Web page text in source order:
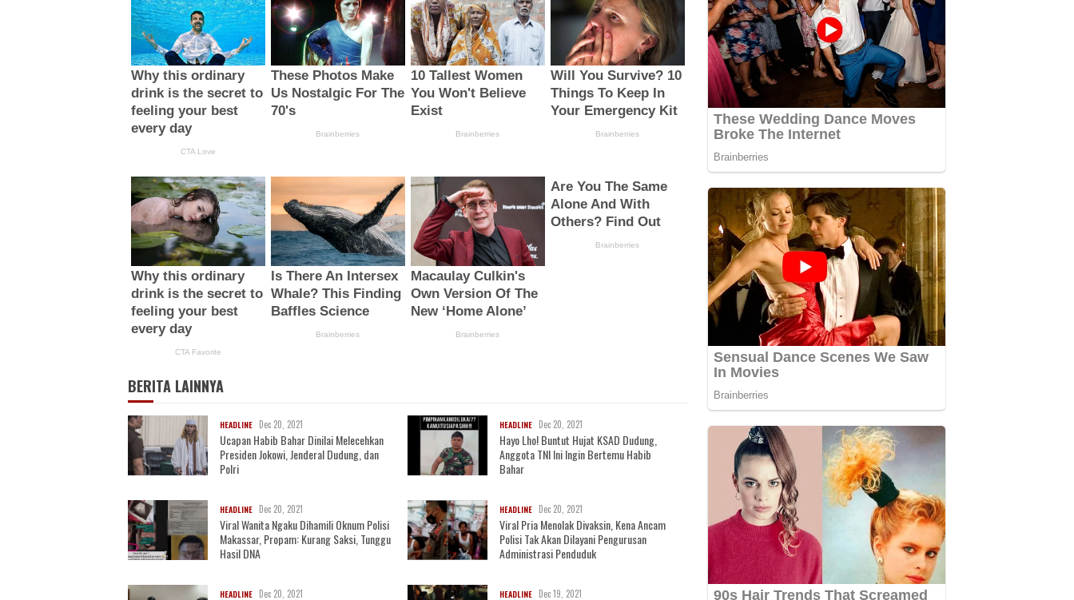
BERITA LAINNYA
HEADLINE Dec 20, 2021
Ucapan Habib Bahar Dinilai Melecehkan
Presiden Jokowi, Jenderal Dudung, dan
Polri
HEADLINE Dec 20, 2021
Hayo Lho! Buntut Hujat KSAD Dudung,
Anggota TNI Ini Ingin Bertemu Habib
Bahar
HEADLINE Dec 20, 2021
Viral Wanita Ngaku Dihamili Oknum Polisi
Makassar, Propam: Kurang Saksi, Tunggu
Hasil DNA
HEADLINE Dec 20, 2021
Viral Pria Menolak Divaksin, Kena Ancam
Polisi Tak Akan Dilayani Pengurusan
Administrasi Penduduk
HEADLINE Dec 20, 2021 HEADLINE Dec 19, 2021